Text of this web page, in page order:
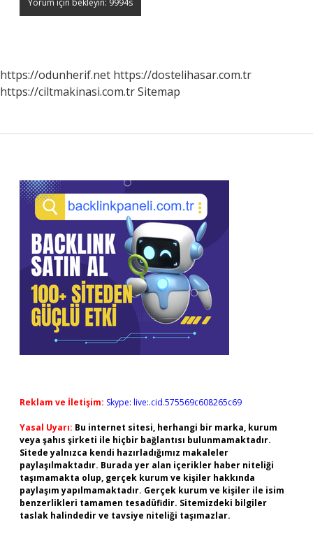
https://odunherif.net https://dostelihasar.com.tr
https://ciltmakinasi.com.trSitemap
Sidebar
Reklam ve İletişim: Skype: live:.cid.575569c608265c69
Yasal Uyarı: Bu internet sitesi, herhangi bir marka, kurum
veya şahıs şirketi ile hiçbir bağlantısı bulunmamaktadır.
Sitede yalnızca kendi hazırladığımız makaleler
paylaşılmaktadır. Burada yer alan içerikler haber niteliği
taşımamakta olup, gerçek kurum ve kişiler hakkında
paylaşım yapılmamaktadır. Gerçek kurum ve kişiler ile isim
benzerlikleri tamamen tesadüfidir. Sitemizdeki bilgiler
taslak halindedir ve tavsiye niteliği taşımazlar.